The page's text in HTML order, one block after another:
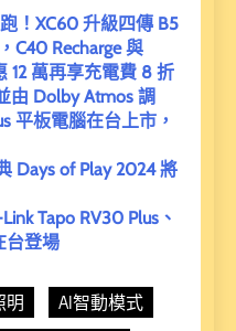
！XC60 升級四傳 B5
C40 Recharge 與
12 萬再享充電費 8 折
由 Dolby Atmos 調
平板電腦在台上市，
Days of Play 2024 將
Tapo RV30 Plus、
台登場
明 AI智動模式